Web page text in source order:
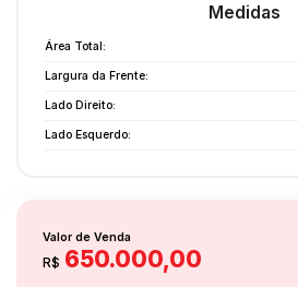
Medidas
Área Total:
Largura da Frente:
Lado Direito:
Lado Esquerdo:
R$ 650.000,00
Valor de Venda